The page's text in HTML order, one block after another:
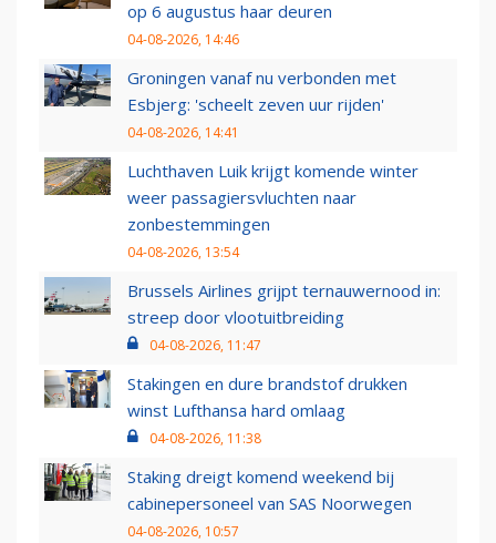
op 6 augustus haar deuren
04-08-2026, 14:46
Groningen vanaf nu verbonden met
Esbjerg: 'scheelt zeven uur rijden'
04-08-2026, 14:41
Luchthaven Luik krijgt komende winter
weer passagiersvluchten naar
zonbestemmingen
04-08-2026, 13:54
Brussels Airlines grijpt ternauwernood in:
streep door vlootuitbreiding
04-08-2026, 11:47
Stakingen en dure brandstof drukken
winst Lufthansa hard omlaag
04-08-2026, 11:38
Staking dreigt komend weekend bij
cabinepersoneel van SAS Noorwegen
04-08-2026, 10:57